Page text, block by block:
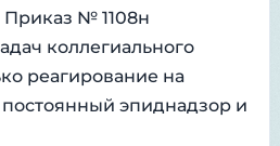
Приказ № 1108н
коллегиального
реагирование на
эпиднадзор и